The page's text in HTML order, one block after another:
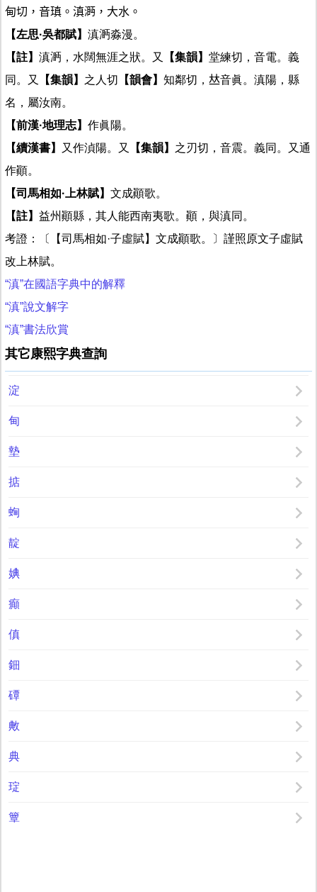
甸切，音瑱。滇㴐，大水。
【左思·吳都賦】 滇㴐淼漫。
【註】 滇㴐，水闊無涯之狀。又 【集韻】 堂練切，音電。義
同。又
【集韻】 之人切 【韻會】 知鄰切，𠀤音眞。滇陽，縣
名，屬汝南。
【前漢·地理志】 作眞陽。
【續漢書】
又作湞陽。又 【集韻】 之刃切，音震。義同。又通
作顚。
【司馬相如·上林賦】 文成顚歌。
【註】 益州顚縣，其人能西南夷歌。顚，與滇同。
考證：〔【司馬相如·子虛賦】文成顚歌。〕謹照原文子虛賦
改上林賦。
“滇”在國語字典中的解釋
“滇”說文解字
“滇”書法欣賞
其它康熙字典查詢
淀
甸
墊
掂
蜔
靛
婰
癲
傎
鈿
磹
敟
典
琔
簟